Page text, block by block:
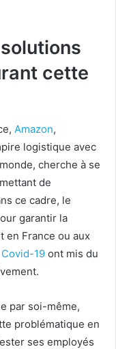
cette
Amazon,
logistique avec
cherche à se
de
ce cadre, le
garantir la
en France ou aux
Covid-19 ont mis du
par soi-même,
problématique en
ses employés